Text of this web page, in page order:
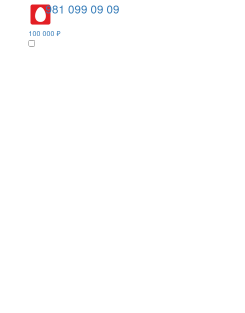
981 099 09 09
100 000 ₽